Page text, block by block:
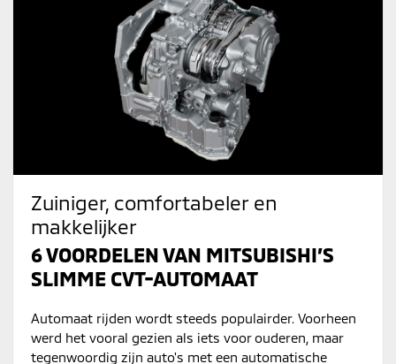
Zuiniger, comfortabeler en
makkelijker
6 VOORDELEN VAN MITSUBISHI’S
SLIMME CVT-AUTOMAAT
Automaat rijden wordt steeds populairder. Voorheen
werd het vooral gezien als iets voor ouderen, maar
tegenwoordig zijn auto's met een automatische